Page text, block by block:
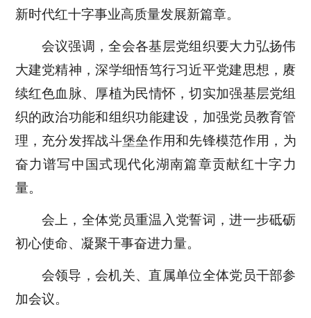
新时代红十字事业高质量发展新篇章。
会议强调，全会各基层党组织要大力弘扬伟
大建党精神，深学细悟笃行习近平党建思想，赓
续红色血脉、厚植为民情怀，切实加强基层党组
织的政治功能和组织功能建设，加强党员教育管
理，充分发挥战斗堡垒作用和先锋模范作用， 为
奋力谱写中国式现代化湖南篇章贡献红十字力
量。
会上，全体党员重温入党誓词，进一步砥砺
初心使命、凝聚干事奋进力量。
会领导，会机关、直属单位全体党员干部参
加会议。